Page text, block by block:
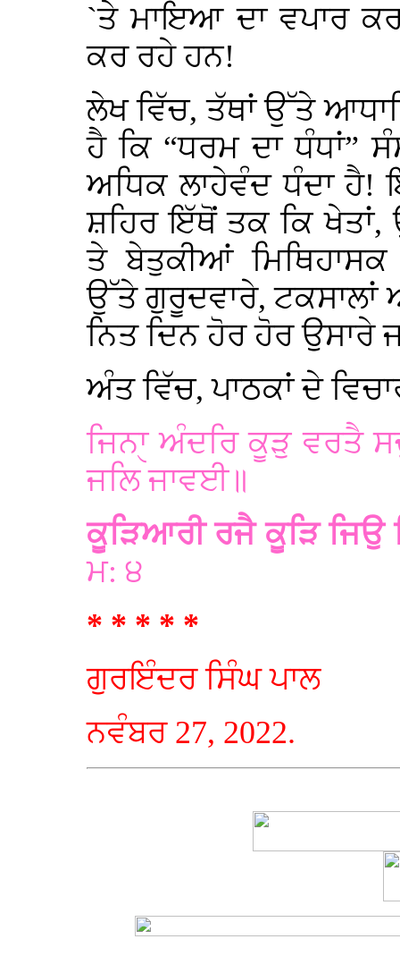
`ਤੇ ਮਾਇਆ ਦਾ ਵਪਾਰ
ਕਰ ਰਹੇ ਹਨ!
ਲੇਖ ਵਿੱਚ, ਤੱਥਾਂ ਉੱਤੇ
ਹੈ ਕਿ “ਧਰਮ ਦਾ ਧੰਧਾਂ”
ਅਧਿਕ ਲਾਹੇਵੰਦ ਧੰਦਾ ਹੈ!
ਸ਼ਹਿਰ ਇੱਥੋਂ ਤਕ ਕਿ ਖੇਤਾਂ,
ਤੇ ਬੇਤੁਕੀਆਂ
ਉੱਤੇ ਗੁਰੂਦਵਾਰੇ,
ਨਿਤ ਦਿਨ ਹੋਰ ਹੋਰ ਉਸਾਰੇ
ਅੰਤ ਵਿੱਚ, ਪਾਠਕਾਂ ਦੇ
ਜਿਨਾੑ ਅੰਦਰਿ ਕੂੜੁ ਵਰਤੈ
ਜਲਿ ਜਾਵਈ॥
ਕੂੜਿਆਰੀ ਰਜੈ ਕੂੜਿ ਜਿਉ
ਮ: ੪
* * * * *
ਗੁਰਇੰਦਰ ਸਿੰਘ ਪਾਲ
ਨਵੰਬਰ 27, 2022.